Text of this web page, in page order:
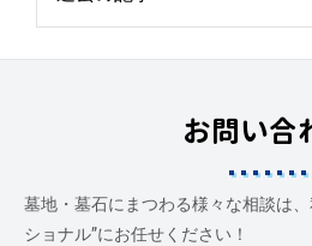
お問い合
墓地・墓石にまつわる様々な相談は
ショナル”にお任せください！